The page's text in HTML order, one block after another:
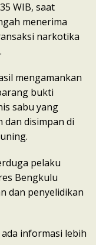
WIB, saat
menerima
narkotika
mengamankan
bukti
sabu yang
disimpan di
pelaku
Bengkulu
dan penyelidikan
informasi lebih